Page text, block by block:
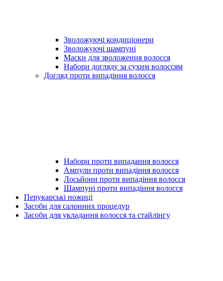
Зволожуючі кондиціонери
Зволожуючі шампуні
Маски для зволоження волосся
Набори догляду за сухим волоссям
Догляд проти випадіння волосся
Набори проти випадання волосся
Ампули проти випадіння волосся
Лосьйони проти випадіння волосся
Шампуні проти випадіння волосся
Перукарські ножиці
Засоби для салонних процедур
Засоби для укладання волосся та стайлінгу